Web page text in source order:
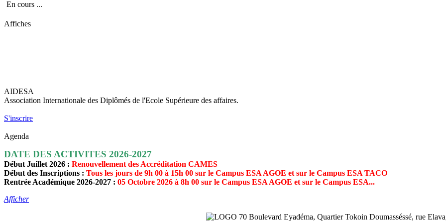
En cours ...
Affiches
AIDESA
Association Internationale des Diplômés de l'Ecole Supérieure des affaires.
S'inscrire
Agenda
DATE DES ACTIVITES 2026-2027
Début Juillet 2026 : Renouvellement des Accréditation CAMES
Début des Inscriptions : Tous les jours de 9h 00 à 15h 00 sur le Campus ESA AGOE et sur le Campus ESA TACO
Rentrée Académique 2026-2027 : 05 Octobre 2026 à 8h 00 sur le Campus ESA AGOE et sur le Campus ESA...
Afficher
70 Boulevard Eyadéma, Quartier Tokoin Doumasséssé, rue